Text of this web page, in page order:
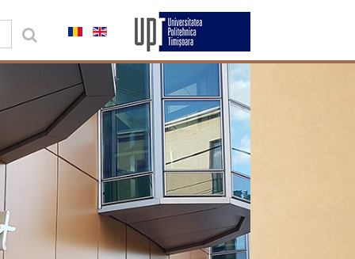
0,00 lei
Contul meu